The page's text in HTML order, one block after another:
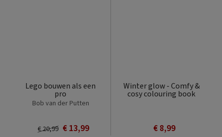
Lego bouwen als een
pro
Bob van der Putten
€ 13,99
€ 20,99
Winter glow - Comfy &
cosy colouring book
€ 8,99